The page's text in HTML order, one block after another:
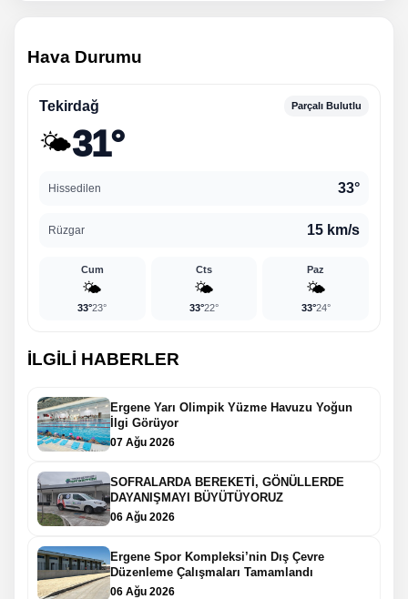
Hava Durumu
Tekirdağ Parçalı Bulutlu
🌤️31°
Hissedilen 33°
Rüzgar 15 km/s
Cum
🌤️
33°23°
Cts
🌤️
33°22°
Paz
🌤️
33°24°
İLGİLİ HABERLER
Ergene Yarı Olimpik Yüzme Havuzu Yoğun
İlgi Görüyor
07 Ağu 2026
SOFRALARDA BEREKETİ, GÖNÜLLERDE
DAYANIŞMAYI BÜYÜTÜYORUZ
06 Ağu 2026
Ergene Spor Kompleksi’nin Dış Çevre
Düzenleme Çalışmaları Tamamlandı
06 Ağu 2026